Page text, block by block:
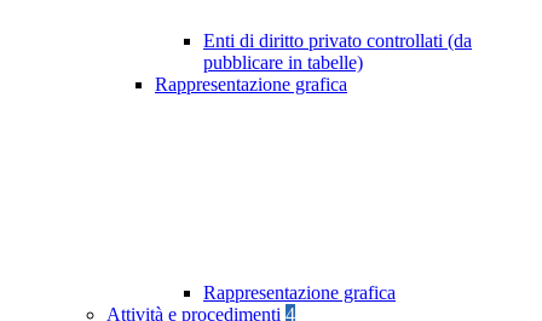
Enti di diritto privato controllati (da
pubblicare in tabelle)
Rappresentazione grafica
Rappresentazione grafica
Attività e procedimenti 4